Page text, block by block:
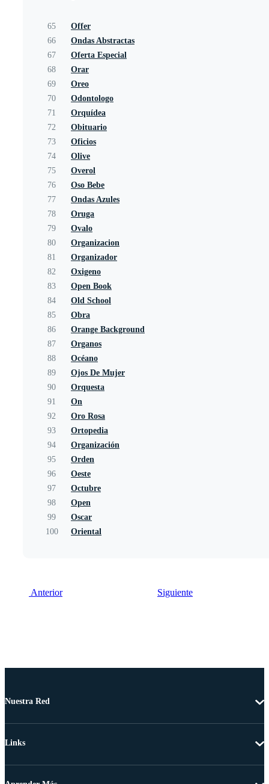
65
Offer
66
Ondas Abstractas
67
Oferta Especial
68
Orar
69
Oreo
70
Odontologo
71
Orquídea
72
Obituario
73
Oficios
74
Olive
75
Overol
76
Oso Bebe
77
Ondas Azules
78
Oruga
79
Ovalo
80
Organizacion
81
Organizador
82
Oxigeno
83
Open Book
84
Old School
85
Obra
86
Orange Background
87
Organos
88
Océano
89
Ojos De Mujer
90
Orquesta
91
On
92
Oro Rosa
93
Ortopedia
94
Organización
95
Orden
96
Oeste
97
Octubre
98
Open
99
Oscar
100
Oriental
Anterior Siguiente
Nuestra Red
Links